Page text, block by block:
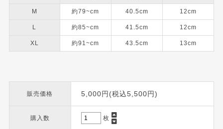
M 約79~cm 40.5cm 12cm
L 約85~cm 41.5cm 12cm
XL 約91~cm 43.5cm 13cm
販売価格 5,000円(税込5,500円)
購入数 枚